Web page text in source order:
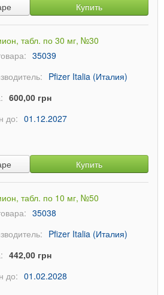
Купить
табл. по 30 мг, №30
35039
Pfizer Italia (Италия)
600,00 грн
до: 01.12.2027
Купить
табл. по 10 мг, №50
35038
Pfizer Italia (Италия)
442,00 грн
до: 01.02.2028